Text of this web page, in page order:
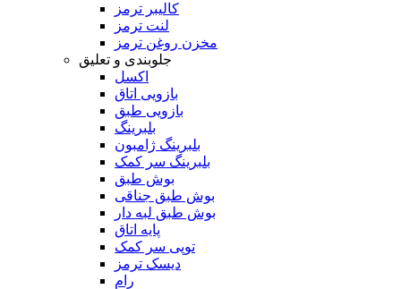
کالیبر ترمز
لنت ترمز
مخزن روغن ترمز
جلوبندی و تعلیق
اکسل
بازویی اتاق
بازویی طبق
بلبرینگ
بلبرینگ ژامبون
بلبرینگ سر کمک
بوش طبق
بوش طبق جناقی
بوش طبق لبه دار
پایه اتاق
توپی سر کمک
دیسک ترمز
رام